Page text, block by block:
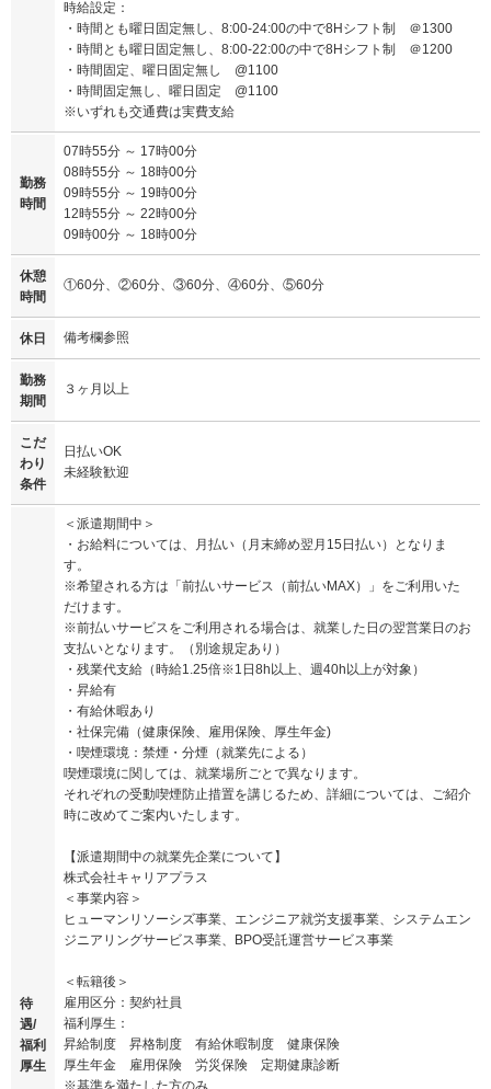
時給設定：
・時間とも曜日固定無し、8:00-24:00の中で8Hシフト制 ＠1300
・時間とも曜日固定無し、8:00-22:00の中で8Hシフト制 ＠1200
・時間固定、曜日固定無し @1100
・時間固定無し、曜日固定 @1100
※いずれも交通費は実費支給
勤務
時間
07時55分 ～ 17時00分
08時55分 ～ 18時00分
09時55分 ～ 19時00分
12時55分 ～ 22時00分
09時00分 ～ 18時00分
休憩
時間
①60分、②60分、③60分、④60分、⑤60分
休日 備考欄参照
勤務
期間
３ヶ月以上
こだ
わり
条件
日払いOK
未経験歓迎
待
遇/
福利
厚生
＜派遣期間中＞
・お給料については、月払い（月末締め翌月15日払い）となりま
す。
※希望される方は「前払いサービス（前払いMAX）」をご利用いた
だけます。
※前払いサービスをご利用される場合は、就業した日の翌営業日のお
支払いとなります。（別途規定あり）
・残業代支給（時給1.25倍※1日8h以上、週40h以上が対象）
・昇給有
・有給休暇あり
・社保完備（健康保険、雇用保険、厚生年金)
・喫煙環境：禁煙・分煙（就業先による）
喫煙環境に関しては、就業場所ごとで異なります。
それぞれの受動喫煙防止措置を講じるため、詳細については、ご紹介
時に改めてご案内いたします。
【派遣期間中の就業先企業について】
株式会社キャリアプラス
＜事業内容＞
ヒューマンリソーシズ事業、エンジニア就労支援事業、システムエン
ジニアリングサービス事業、BPO受託運営サービス事業
＜転籍後＞
雇用区分：契約社員
福利厚生：
昇給制度 昇格制度 有給休暇制度 健康保険
厚生年金 雇用保険 労災保険 定期健康診断
※基準を満たした方のみ